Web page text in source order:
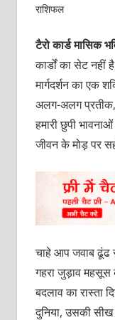
राशिफल
टैरो कार्ड मासिक
कार्डों का सेट नहीं
मार्गदर्शन का एक
अलग-अलग प्रतीक,
हमारी छुपी
जीवन के मोड़ पर
चाहे आप जवाब ढूंढ
गहरा जुड़ाव
बदलाव का रास्ता
दुनिया, उसकी सीख